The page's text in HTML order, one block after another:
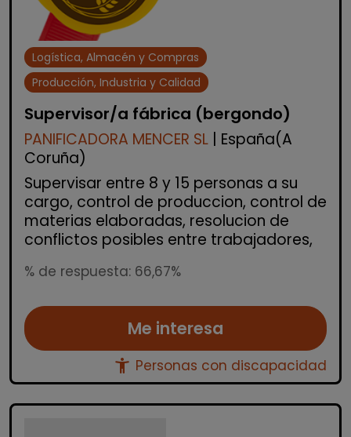
Logística, Almacén y Compras
Producción, Industria y Calidad
Supervisor/a fábrica (bergondo)
PANIFICADORA MENCER SL | España(A
Coruña)
Supervisar entre 8 y 15 personas a su
cargo, control de produccion, control de
materias elaboradas, resolucion de
conflictos posibles entre trabajadores,
% de respuesta: 66,67%
Me interesa
accessibility_new Personas con discapacidad